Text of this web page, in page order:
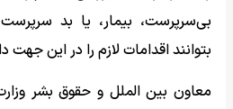
بی‌سرپرست، بیمار، یا بد
بتوانند اقدامات لازم را در این جهت
معاون بین الملل و حقوق بشر